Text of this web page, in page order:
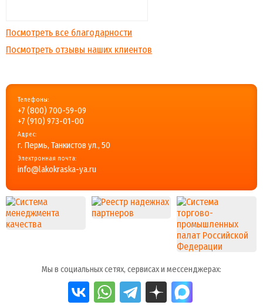
Посмотреть все благодарности
Посмотреть отзывы наших клиентов
Телефоны:
+7 (800) 700-59-09
+7 (910) 973-01-00
Адрес:
г. Пермь, Танкистов ул., 50
Электронная почта:
info@lakokraska-ya.ru
Мы в социальных сетях, сервисах и мессенджерах: